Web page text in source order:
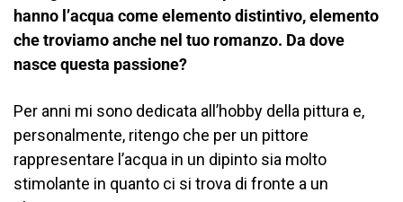
hanno l’acqua come elemento distintivo, elemento
che troviamo anche nel tuo romanzo. Da dove
nasce questa passione?
Per anni mi sono dedicata all’hobby della pittura e,
personalmente, ritengo che per un pittore
rappresentare l’acqua in un dipinto sia molto
stimolante in quanto ci si trova di fronte a un